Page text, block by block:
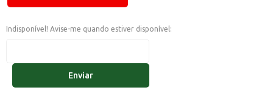
Indisponível! Avise-me quando estiver disponível:
Enviar